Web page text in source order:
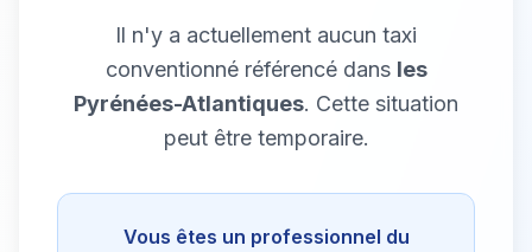
Il n'y a actuellement aucun taxi
conventionné référencé dans les
Pyrénées-Atlantiques. Cette situation
peut être temporaire.
Vous êtes un professionnel du